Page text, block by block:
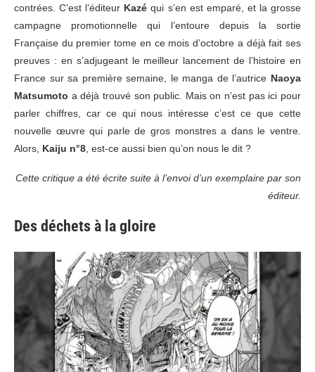
contrées. C’est l’éditeur Kazé qui s’en est emparé, et la grosse
campagne promotionnelle qui l’entoure depuis la sortie
Française du premier tome en ce mois d’octobre a déjà fait ses
preuves : en s’adjugeant le meilleur lancement de l’histoire en
France sur sa première semaine, le manga de l’autrice Naoya
Matsumoto a déjà trouvé son public. Mais on n’est pas ici pour
parler chiffres, car ce qui nous intéresse c’est ce que cette
nouvelle œuvre qui parle de gros monstres a dans le ventre.
Alors, Kaiju n°8, est-ce aussi bien qu’on nous le dit ?
Cette critique a été écrite suite à l’envoi d’un exemplaire par son
éditeur.
Des déchets à la gloire